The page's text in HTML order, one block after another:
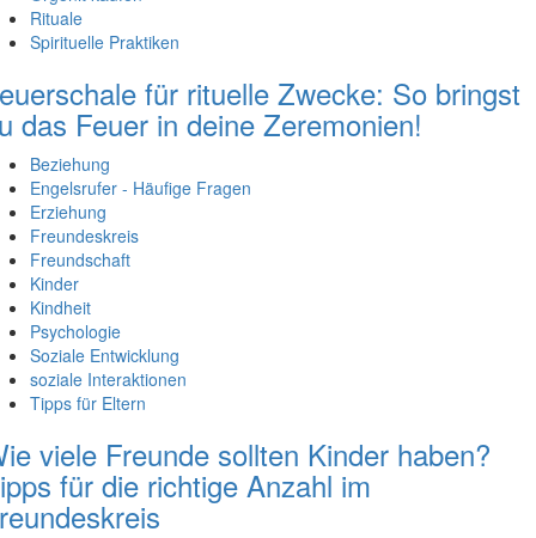
Rituale
Spirituelle Praktiken
für rituelle Zwecke: So bringst
das Feuer in deine Zeremonien!
Beziehung
Engelsrufer - Häufige Fragen
Erziehung
Freundeskreis
Freundschaft
Kinder
Kindheit
Psychologie
Soziale Entwicklung
soziale Interaktionen
Tipps für Eltern
viele Freunde sollten Kinder haben?
für die richtige Anzahl im